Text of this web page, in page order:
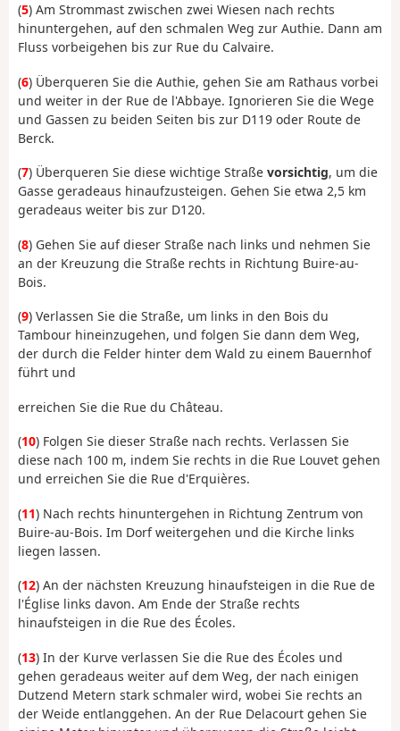
(5) Am Strommast zwischen zwei Wiesen nach rechts
hinuntergehen, auf den schmalen Weg zur Authie. Dann am
Fluss vorbeigehen bis zur Rue du Calvaire.
(6) Überqueren Sie die Authie, gehen Sie am Rathaus vorbei
und weiter in der Rue de l'Abbaye. Ignorieren Sie die Wege
und Gassen zu beiden Seiten bis zur D119 oder Route de
Berck.
(7) Überqueren Sie diese wichtige Straße vorsichtig, um die
Gasse geradeaus hinaufzusteigen. Gehen Sie etwa 2,5 km
geradeaus weiter bis zur D120.
(8) Gehen Sie auf dieser Straße nach links und nehmen Sie
an der Kreuzung die Straße rechts in Richtung Buire-au-
Bois.
(9) Verlassen Sie die Straße, um links in den Bois du
Tambour hineinzugehen, und folgen Sie dann dem Weg,
der durch die Felder hinter dem Wald zu einem Bauernhof
führt und
erreichen Sie die Rue du Château.
(10) Folgen Sie dieser Straße nach rechts. Verlassen Sie
diese nach 100 m, indem Sie rechts in die Rue Louvet gehen
und erreichen Sie die Rue d'Erquières.
(11) Nach rechts hinuntergehen in Richtung Zentrum von
Buire-au-Bois. Im Dorf weitergehen und die Kirche links
liegen lassen.
(12) An der nächsten Kreuzung hinaufsteigen in die Rue de
l'Église links davon. Am Ende der Straße rechts
hinaufsteigen in die Rue des Écoles.
(13) In der Kurve verlassen Sie die Rue des Écoles und
gehen geradeaus weiter auf dem Weg, der nach einigen
Dutzend Metern stark schmaler wird, wobei Sie rechts an
der Weide entlanggehen. An der Rue Delacourt gehen Sie